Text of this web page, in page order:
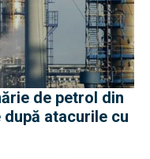
de petrol din
atacurile cu